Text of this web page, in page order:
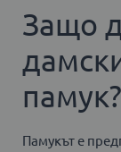
Защо
памук?
Памукът е